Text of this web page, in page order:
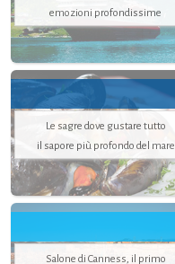
emozioni profondissime
Le sagre dove gustare tutto
il sapore più profondo del mare
Salone di Canness, il primo